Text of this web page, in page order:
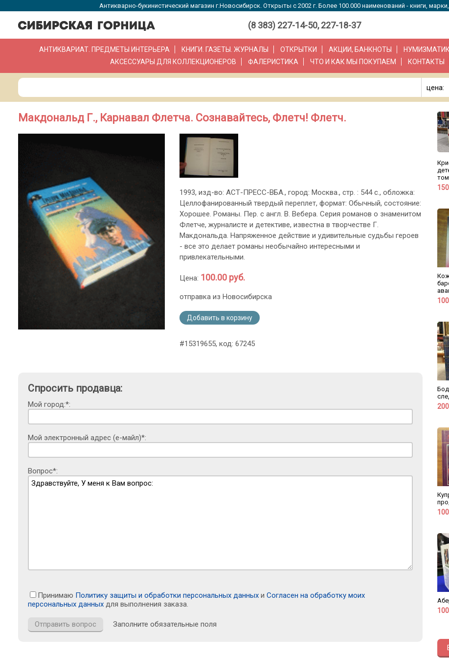
Антикварно-букинистический магазин г.Новосибирск. Открыты с 2002 г. Более 100.000 наименований - книги,
(8 383) 227-14-50, 227-18-37
АНТИКВАРИАТ. ПРЕДМЕТЫ ИНТЕРЬЕРА КНИГИ. ГАЗЕТЫ. ЖУРНАЛЫ ОТКРЫТКИ АКЦИИ, БАНКНОТЫ
АКСЕССУАРЫ ДЛЯ КОЛЛЕКЦИОНЕРОВ
ФАЛЕРИСТИКА ЧТО И КАК МЫ ПОКУПАЕМ КОНТАКТЫ
цена:
Макдональд Г., Карнавал Флетча. Сознавайтесь, Флетч! Флетч.
1993, изд-во: АСТ-ПРЕСС-ВБА., город: Москва., стр. : 544 с., обложка:
Целлофанированный твердый переплет, формат: Обычный, состояние:
Хорошее. Романы. Пер. с англ. В. Вебера. Серия романов о знаменитом
Флетче, журналисте и детективе, известна в творчестве Г.
Макдональда. Напряженное действие и удивительные судьбы героев
- все это делает романы необычайно интересными и
привлекательными.
Цена: 100.00 руб.
отправка из Новосибирска
Добавить в корзину
#15319655, код: 67245
Спросить продавца:
Мой город:*:
Мой электронный адрес (е-майл)*:
Вопрос*:
Принимаю Политику защиты и обработки персональных данных и Согласен на обработку моих
персональных данных для выполнения заказа.
Заполните обязательные поля